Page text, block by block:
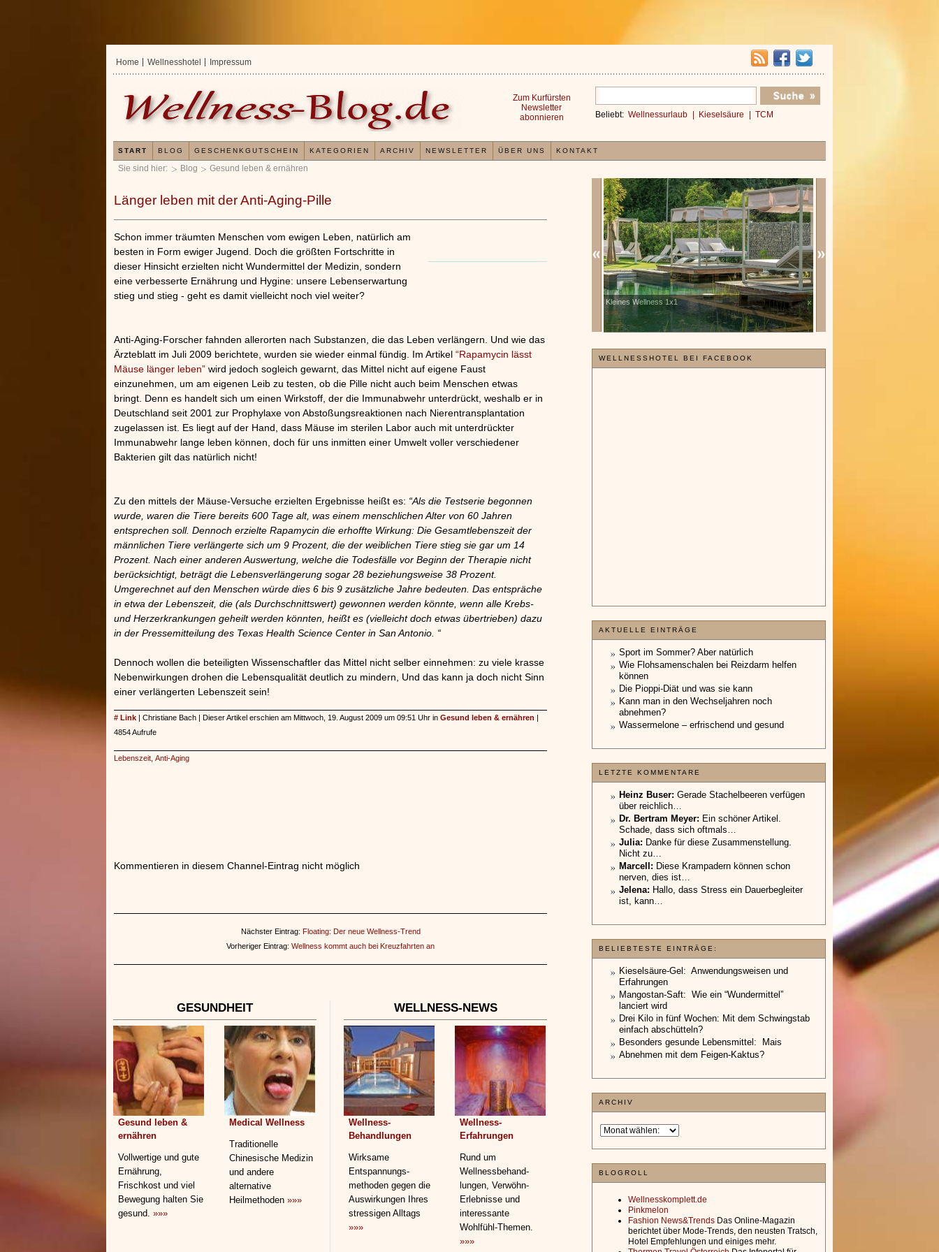
Sie sind hier: Blog Gesund leben & ernähren
Länger leben mit der Anti-Aging-Pille
Schon immer träumten Menschen vom ewigen Leben, natürlich am
besten in Form ewiger Jugend. Doch die größten Fortschritte in
dieser Hinsicht erzielten nicht Wundermittel der Medizin, sondern
eine verbesserte Ernährung und Hygine: unsere Lebenserwartung
stieg und stieg - geht es damit vielleicht noch viel weiter?
Anti-Aging-Forscher fahnden allerorten nach Substanzen, die das Leben verlängern. Und wie das
Ärzteblatt im Juli 2009 berichtete, wurden sie wieder einmal fündig. Im Artikel “Rapamycin lässt
Mäuse länger leben” wird jedoch sogleich gewarnt, das Mittel nicht auf eigene Faust
einzunehmen, um am eigenen Leib zu testen, ob die Pille nicht auch beim Menschen etwas
bringt. Denn es handelt sich um einen Wirkstoff, der die Immunabwehr unterdrückt, weshalb er in
Deutschland seit 2001 zur Prophylaxe von Abstoßungsreaktionen nach Nierentransplantation
zugelassen ist. Es liegt auf der Hand, dass Mäuse im sterilen Labor auch mit unterdrückter
Immunabwehr lange leben können, doch für uns inmitten einer Umwelt voller verschiedener
Bakterien gilt das natürlich nicht!
Zu den mittels der Mäuse-Versuche erzielten Ergebnisse heißt es: “Als die Testserie begonnen
wurde, waren die Tiere bereits 600 Tage alt, was einem menschlichen Alter von 60 Jahren
entsprechen soll. Dennoch erzielte Rapamycin die erhoffte Wirkung: Die Gesamtlebenszeit der
männlichen Tiere verlängerte sich um 9 Prozent, die der weiblichen Tiere stieg sie gar um 14
Prozent. Nach einer anderen Auswertung, welche die Todesfälle vor Beginn der Therapie nicht
berücksichtigt, beträgt die Lebensverlängerung sogar 28 beziehungsweise 38 Prozent.
Umgerechnet auf den Menschen würde dies 6 bis 9 zusätzliche Jahre bedeuten. Das entspräche
in etwa der Lebenszeit, die (als Durchschnittswert) gewonnen werden könnte, wenn alle Krebs-
und Herzerkrankungen geheilt werden könnten, heißt es (vielleicht doch etwas übertrieben) dazu
in der Pressemitteilung des Texas Health Science Center in San Antonio. “
Dennoch wollen die beteiligten Wissenschaftler das Mittel nicht selber einnehmen: zu viele krasse
Nebenwirkungen drohen die Lebensqualität deutlich zu mindern, Und das kann ja doch nicht Sinn
einer verlängerten Lebenszeit sein!
# Link | Christiane Bach | Dieser Artikel erschien am Mittwoch, 19. August 2009 um 09:51 Uhr in Gesund leben & ernähren |
4854 Aufrufe
Lebenszeit Anti-Aging
Kommentieren in diesem Channel-Eintrag nicht möglich
Nächster Eintrag: Floating: Der neue Wellness-Trend
Vorheriger Eintrag: Wellness kommt auch bei Kreuzfahrten an
GESUNDHEIT
Gesund leben &
ernähren
Vollwertige und gute
Ernährung,
Frischkost und viel
Bewegung halten Sie
gesund. »»»
Medical Wellness
Traditionelle
Chinesische Medizin
und andere
alternative
Heilmethoden »»»
WELLNESS-NEWS
Wellness-
Behandlungen
Wirksame
Entspannungs­
methoden gegen die
Auswirkungen Ihres
stressigen Alltags
»»»
Wellness-
Erfahrungen
Rund um
Wellnessbehand­
lungen, Verwöhn-
Erlebnisse und
interessante
Wohlfühl-Themen.
»»»
Erfahrungen mit und Anwendungsweisen von
x
Kleines Wellness 1x1
Verwöhnromantik 3 Nächte
»»»
WELLNESSHOTEL BEI FACEBOOK
AKTUELLE EINTRÄGE
Sport im Sommer? Aber natürlich
Wie Flohsamenschalen bei Reizdarm helfen
können
Die Pioppi-Diät und was sie kann
Kann man in den Wechseljahren noch
abnehmen?
Wassermelone – erfrischend und gesund
LETZTE KOMMENTARE
Heinz Buser: Gerade Stachelbeeren verfügen
über reichlich…
Dr. Bertram Meyer: Ein schöner Artikel.
Schade, dass sich oftmals…
Julia: Danke für diese Zusammenstellung.
Nicht zu…
Marcell: Diese Krampadern können schon
nerven, dies ist…
Jelena: Hallo, dass Stress ein Dauerbegleiter
ist, kann…
BELIEBTESTE EINTRÄGE:
Kieselsäure-Gel: Anwendungsweisen und
Erfahrungen
Mangostan-Saft: Wie ein “Wundermittel”
lanciert wird
Drei Kilo in fünf Wochen: Mit dem Schwingstab
einfach abschütteln?
Besonders gesunde Lebensmittel: Mais
Abnehmen mit dem Feigen-Kaktus?
ARCHIV
BLOGROLL
Wellnesskomplett.de
Pinkmelon
Fashion News&Trends Das Online-Magazin
berichtet über Mode-Trends, den neusten Tratsch,
Hotel Empfehlungen und einiges mehr.
Home Wellnesshotel Impressum
Beliebt: Wellnessurlaub Kieselsäure TCM
Zum Kurfürsten
Newsletter
abonnieren
START BLOG GESCHENKGUTSCHEIN KATEGORIEN ARCHIV NEWSLETTER ÜBER UNS KONTAKT